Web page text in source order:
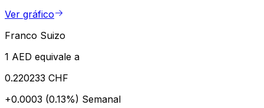
Ver gráfico
Franco Suizo
1 AED equivale a
0.220233 CHF
+0.0003 (0.13%) Semanal